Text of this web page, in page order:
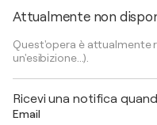
Attualmente non
Quest'opera è attualmente
un'esibizione...).
Ricevi una notifica
Email